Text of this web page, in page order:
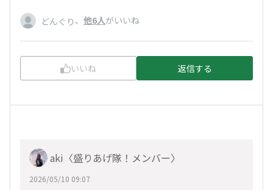
どんぐり 、 他6人がいいね
いいね 返信する
aki〈盛りあげ隊！メンバー〉
2026/05/10 09:07